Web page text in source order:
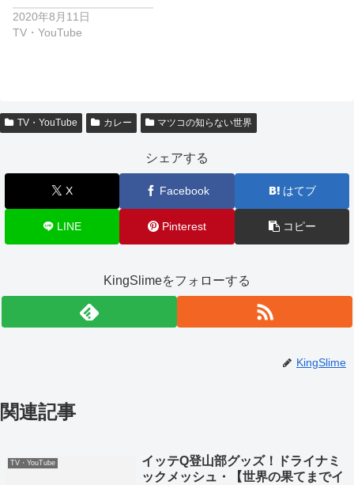
2020年8月11日
TV・YouTube
TV・YouTube カレー マツコの知らない世界
シェアする
X Facebook はてブ
LINE Pinterest コピー
KingSlimeをフォローする
KingSlime
関連記事
TV・YouTube
イッテQ登山部グッズ！ドライナミ
ックメッシュ・【世界の果てまでイ